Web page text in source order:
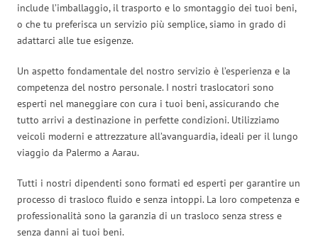
include l’imballaggio, il trasporto e lo smontaggio dei tuoi beni,
o che tu preferisca un servizio più semplice, siamo in grado di
adattarci alle tue esigenze.
Un aspetto fondamentale del nostro servizio è l’esperienza e la
competenza del nostro personale. I nostri traslocatori sono
esperti nel maneggiare con cura i tuoi beni, assicurando che
tutto arrivi a destinazione in perfette condizioni. Utilizziamo
veicoli moderni e attrezzature all’avanguardia, ideali per il lungo
viaggio da Palermo a Aarau.
Tutti i nostri dipendenti sono formati ed esperti per garantire un
processo di trasloco fluido e senza intoppi. La loro competenza e
professionalità sono la garanzia di un trasloco senza stress e
senza danni ai tuoi beni.